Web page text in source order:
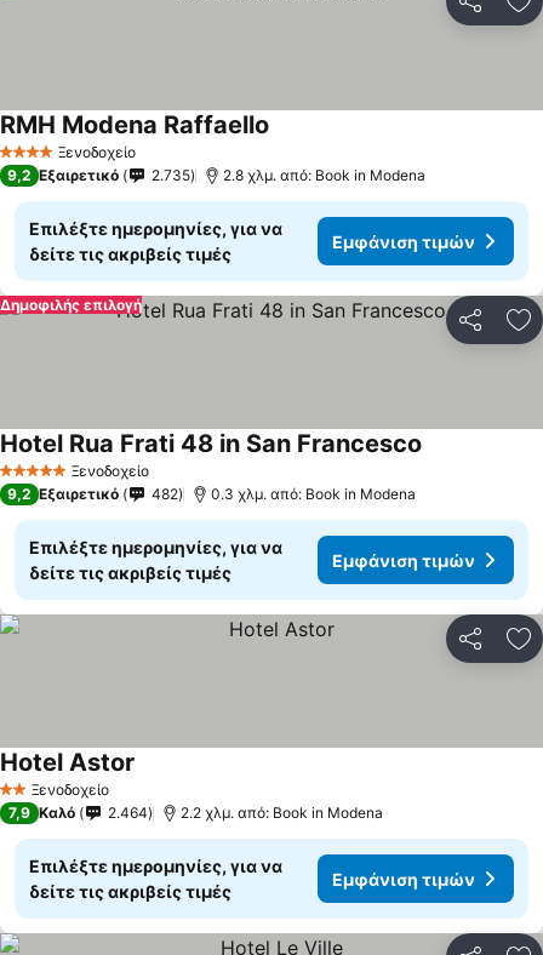
4 ΑστέριαΞενοδοχείο
RMH Modena Raffaello
9,2 Εξαιρετικό 2.735 2.8 χλμ. από: Book in Modena
Επιλέξτε ημερομηνίες, για να
δείτε τις ακριβείς τιμές
Εμφάνιση τιμών
Δημοφιλής επιλογή
5 Αστέρια Ξενοδοχείο
Hotel Rua Frati 48 in San Francesco
9,2 Εξαιρετικό 482 0.3 χλμ. από: Book in Modena
Επιλέξτε ημερομηνίες, για να
δείτε τις ακριβείς τιμές
Εμφάνιση τιμών
2 ΑστέριαΞενοδοχείο
Hotel Astor
7,9 Καλό 2.464 2.2 χλμ. από: Book in Modena
Επιλέξτε ημερομηνίες, για να
δείτε τις ακριβείς τιμές
Εμφάνιση τιμών